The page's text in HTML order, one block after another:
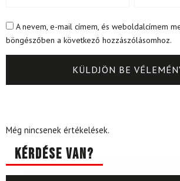
A nevem, e-mail címem, és weboldalcímem
böngészőben a következő hozzászólásomhoz.
Még nincsenek értékelések.
Kérdése van?